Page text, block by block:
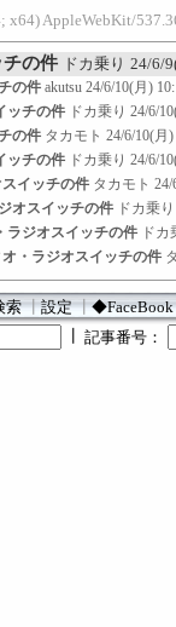
AppleWebKit/
の件 ドカ乗り 24/6/
の件 akutsu 24/6/10(月)
ッチの件 ドカ乗り 24/6/
の件 タカモト 24/6/10(月)
ッチの件 ドカ乗り 24/6/
イッチの件 タカモト 24/
オスイッチの件 ドカ乗り
ラジオスイッチの件 ドカ
・ラジオスイッチの件
索┃設定┃◆FaceBook
記事番号：